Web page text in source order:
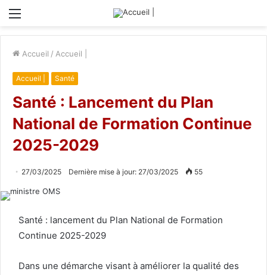
Menu
Accueil / Accueil |
Accueil | Santé
Santé : Lancement du Plan
National de Formation Continue
2025-2029
27/03/2025 Dernière mise à jour: 27/03/2025 55
Santé : lancement du Plan National de Formation
Continue 2025-2029
Dans une démarche visant à améliorer la qualité des